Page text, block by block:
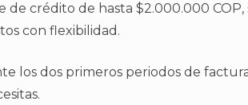
crédito de hasta $2.000.000 COP,
con flexibilidad.
los dos primeros periodos de
​.